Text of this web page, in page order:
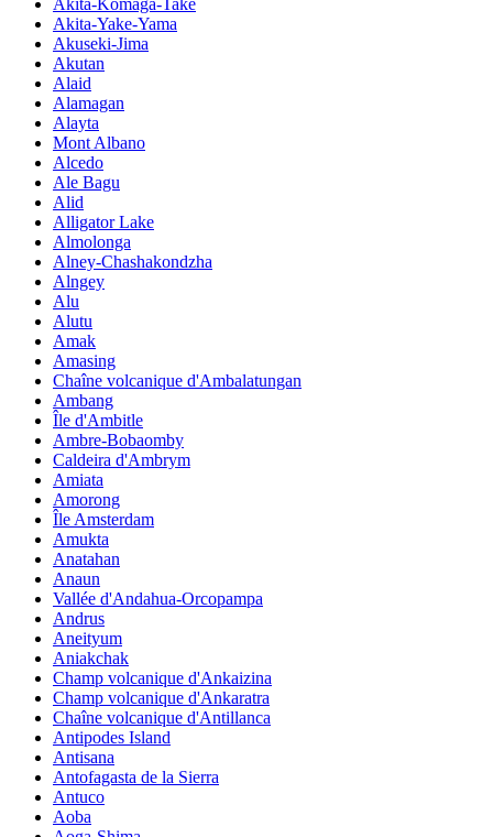
Akita-Yake-Yama
Akuseki-Jima
Akutan
Alaid
Alamagan
Alayta
Mont Albano
Alcedo
Ale Bagu
Alid
Alligator Lake
Almolonga
Alney-Chashakondzha
Alngey
Alu
Alutu
Amak
Amasing
Chaîne volcanique d'Ambalatungan
Ambang
Île d'Ambitle
Ambre-Bobaomby
Caldeira d'Ambrym
Amiata
Amorong
Île Amsterdam
Amukta
Anatahan
Anaun
Vallée d'Andahua-Orcopampa
Andrus
Aneityum
Aniakchak
Champ volcanique d'Ankaizina
Champ volcanique d'Ankaratra
Chaîne volcanique d'Antillanca
Antipodes Island
Antisana
Antofagasta de la Sierra
Antuco
Aoba